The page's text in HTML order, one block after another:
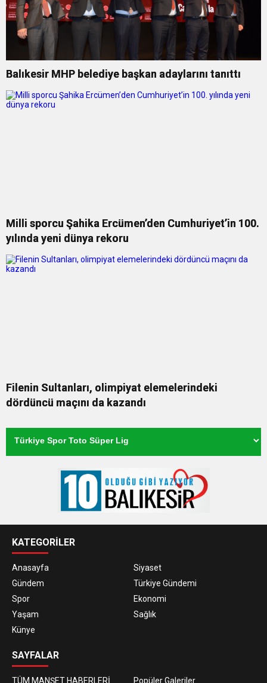
Balıkesir MHP belediye başkan adaylarını tanıttı
Milli sporcu Şahika Ercümen’den Cumhuriyet’in 100.
yılında yeni dünya rekoru
Filenin Sultanları, olimpiyat elemelerindeki
dördüncü maçını da kazandı
KATEGORİLER
Anasayfa
Siyaset
Gündem
Türkiye Gündemi
Spor
Ekonomi
Yaşam
Sağlık
Künye
SAYFALAR
TÜM MANŞET HABERLERİ Popüler Galeriler